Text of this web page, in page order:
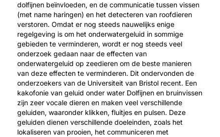
dolfijnen beïnvloeden, en de communicatie tussen vissen
(met name haringen) en het detecteren van roofdieren
verstoren. Omdat er nog steeds nauwelijks enige
regelgeving is om het onderwatergeluid in sommige
gebieden te verminderen, wordt er nog steeds veel
onderzoek gedaan naar de effecten van
onderwatergeluid op zeedieren om de beste manieren
van deze effecten te verminderen. Dit ondervonden de
onderzoekers van de Universiteit van Bristol recent. Een
kakofonie van geluid onder water Dolfijnen en bruinvissen
zijn zeer vocale dieren en maken veel verschillende
geluiden, waaronder klikken, fluitjes en pulsen. Deze
geluiden dienen verschillende doeleinden, zoals het
lokaliseren van prooien, het communiceren met